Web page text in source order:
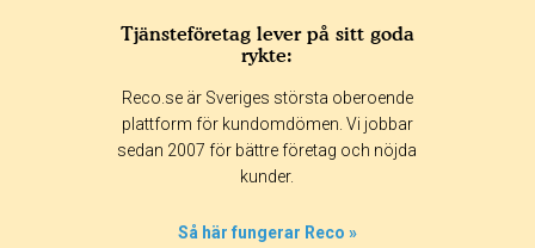
Tjänsteföretag lever på sitt goda
rykte:
Reco.se är Sveriges största oberoende
plattform för kundomdömen. Vi jobbar
sedan 2007 för bättre företag och nöjda
kunder.
Så här fungerar Reco »